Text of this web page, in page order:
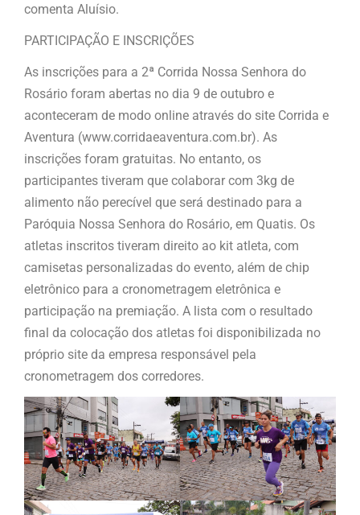
comenta Aluísio.
PARTICIPAÇÃO E INSCRIÇÕES
As inscrições para a 2ª Corrida Nossa Senhora do
Rosário foram abertas no dia 9 de outubro e
aconteceram de modo online através do site Corrida e
Aventura (www.corridaeaventura.com.br). As
inscrições foram gratuitas. No entanto, os
participantes tiveram que colaborar com 3kg de
alimento não perecível que será destinado para a
Paróquia Nossa Senhora do Rosário, em Quatis. Os
atletas inscritos tiveram direito ao kit atleta, com
camisetas personalizadas do evento, além de chip
eletrônico para a cronometragem eletrônica e
participação na premiação. A lista com o resultado
final da colocação dos atletas foi disponibilizada no
próprio site da empresa responsável pela
cronometragem dos corredores.